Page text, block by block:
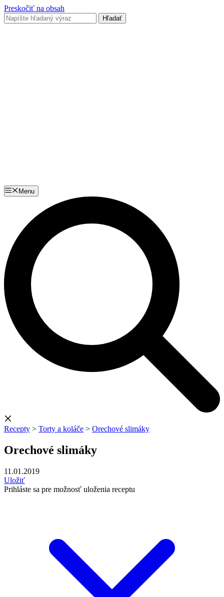
Preskočiť na obsah
Menu
Recepty > Torty a koláče > Orechové slimáky
Orechové slimáky
11.01.2019
Uložiť
Prihláste sa pre možnosť uloženia receptu